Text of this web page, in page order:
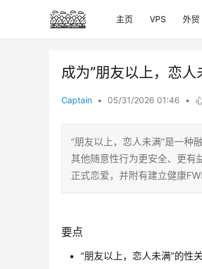
主页 VPS 外贸
成为”朋友以上，恋人
Captain • 05/31/2026 01:46 •
“朋友以上，恋人未满”是一种
其他随意性行为更安全、更有
正式恋爱，并附有建立健康
要点
“朋友以上，恋人未满”的性